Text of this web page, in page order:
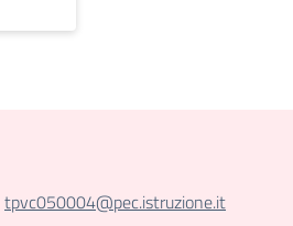
tpvc050004@pec.istruzione.it